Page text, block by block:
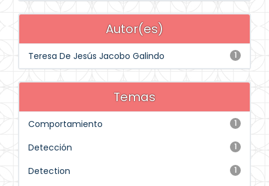
Autor(es)
1
Teresa De Jesús Jacobo Galindo
Temas
1
Comportamiento
1
Detección
1
Detection